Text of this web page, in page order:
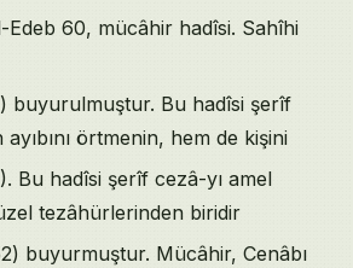
Edeb 60, mücâhir hadîsi. Sahîhi
buyurulmuştur. Bu hadîsi şerîf
ayıbını örtmenin, hem de kişini
Bu hadîsi şerîf cezâ-yı amel
tezâhürlerinden biridir
buyurmuştur. Mücâhir, Cenâbı